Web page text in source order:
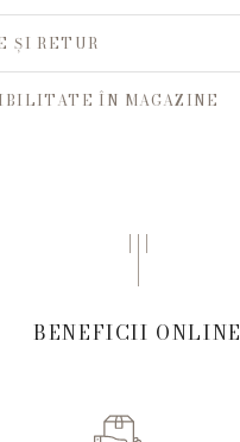
ȘI RETUR
ÎN MAGAZINE
BENEFICII ONLINE